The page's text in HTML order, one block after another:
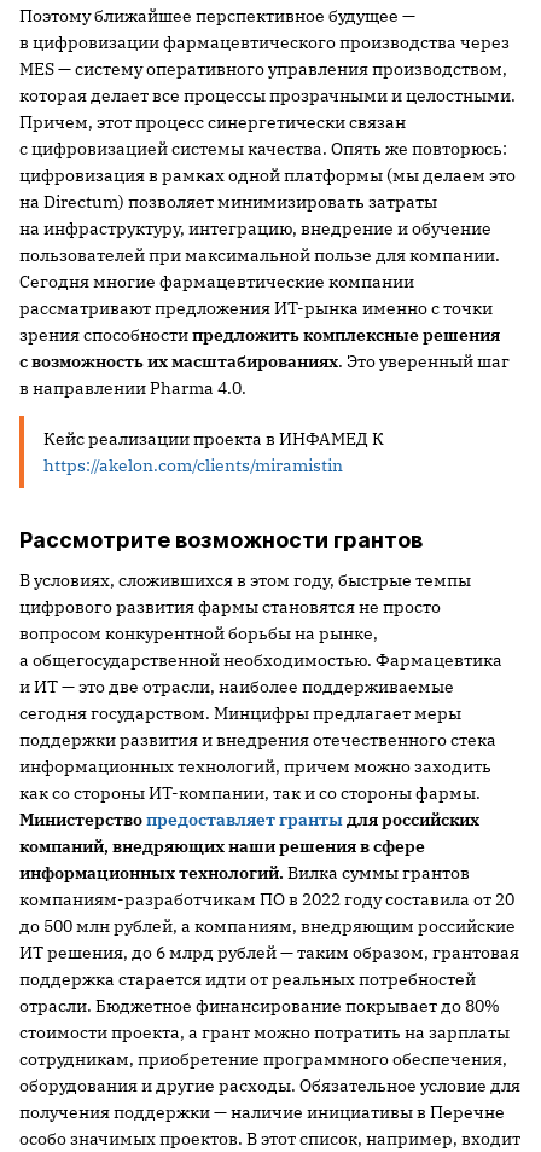
Поэтому ближайшее перспективное будущее —
в цифровизации фармацевтического производства через
MES — систему оперативного управления производством,
которая делает все процессы прозрачными и целостными.
Причем, этот процесс синергетически связан
с цифровизацией системы качества. Опять же повторюсь:
цифровизация в рамках одной платформы (мы делаем это
на Directum) позволяет минимизировать затраты
на инфраструктуру, интеграцию, внедрение и обучение
пользователей при максимальной пользе для компании.
Сегодня многие фармацевтические компании
рассматривают предложения ИТ-рынка именно с точки
зрения способностипредложить комплексные решения
с возможность их масштабированиях. Это уверенный шаг
в направлении Pharma 4.0.
Кейс реализации проекта в ИНФАМЕД К
https://akelon.com/clients/miramistin
Рассмотрите возможности грантов
В условиях, сложившихся в этом году, быстрые темпы
цифрового развития фармы становятся не просто
вопросом конкурентной борьбы на рынке,
а общегосударственной необходимостью. Фармацевтика
и ИТ — это две отрасли, наиболее поддерживаемые
сегодня государством. Минцифры предлагает меры
поддержки развития и внедрения отечественного стека
информационных технологий, причем можно заходить
как со стороны ИТ-компании, так и со стороны фармы.
Министерствопредоставляет грантыдля российских
компаний, внедряющих наши решения в сфере
информационных технологий. Вилка суммы грантов
компаниям-разработчикам ПО в 2022 году составила от 20
до 500 млн рублей, а компаниям, внедряющим российские
ИТ решения, до 6 млрд рублей — таким образом, грантовая
поддержка старается идти от реальных потребностей
отрасли. Бюджетное финансирование покрывает до 80%
стоимости проекта, а грант можно потратить на зарплаты
сотрудникам, приобретение программного обеспечения,
оборудования и другие расходы. Обязательное условие для
получения поддержки — наличие инициативы в Перечне
особо значимых проектов. В этот список, например, входит